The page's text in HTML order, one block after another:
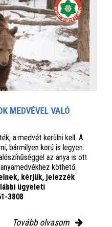
MEDVÉVEL VALÓ
a medvét kerülni kell. A
bármilyen korú is legyen.
az anya is ott
köthető.
kérjük, jelezzék
ügyeleti
3808
Tovább olvasom